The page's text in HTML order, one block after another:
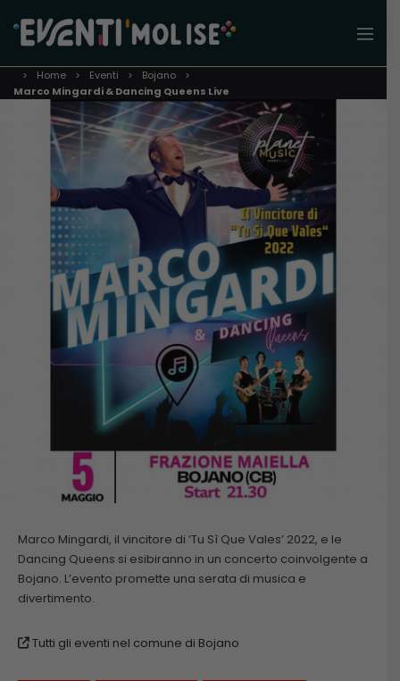
Home Eventi
Bojano
Marco Mingardi & Dancing Queens Live
Marco Mingardi, il vincitore di ‘Tu Sì Que Vales’ 2022, e le
Dancing Queens si esibiranno in un concerto coinvolgente a
Bojano. L’evento promette una serata di musica e
divertimento.
Tutti gli eventi nel comune di Bojano